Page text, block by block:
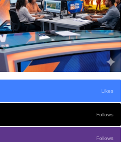
Likes
Follows
Follows